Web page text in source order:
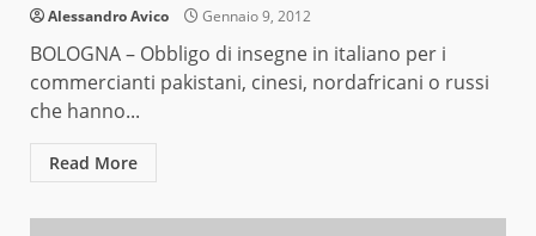
Alessandro Avico Gennaio 9, 2012
BOLOGNA – Obbligo di insegne in italiano per i
commercianti pakistani, cinesi, nordafricani o russi
che hanno...
Read More